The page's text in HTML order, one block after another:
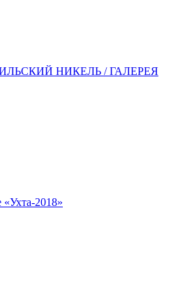
НИКЕЛЬ / ГАЛЕРЕЯ
2018»